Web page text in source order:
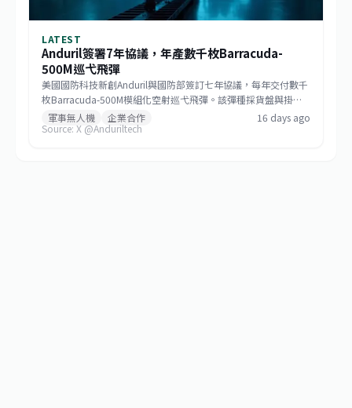
LATEST
Anduril簽署7年協議，年產數千枚Barracuda-
500M巡弋飛彈
美國國防科技新創Anduril與國防部簽訂七年協議，每年交付數千
枚Barracuda-500M模組化空射巡弋飛彈。該彈種採貨盤與掛架
雙模發射，符合低成本大量生產哲學，未來將成為美國與盟邦的
關鍵防區外打擊資產，也標誌非傳統國防供應商正式跨入大規模
軍事無人機 企業合作
16 days ago
Source: X @Anduriltech